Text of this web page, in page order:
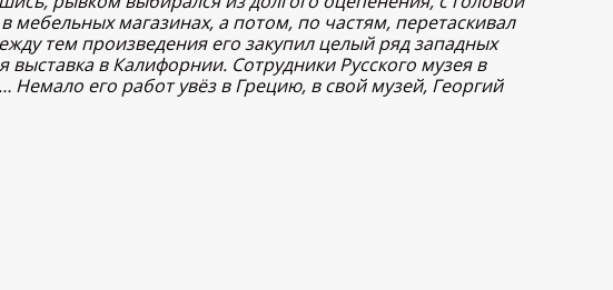
мебельных магазинах, а потом, по частям, перетаскивал
тем произведения его закупил целый ряд западных
в Калифорнии. Сотрудники Русского музея в
его работ увёз в Грецию, в свой музей, Георгий